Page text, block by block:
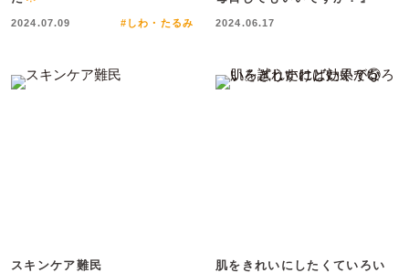
2024.07.09 #しわ・たるみ 2024.06.17
スキンケア難民
肌をきれいにしたくていろい